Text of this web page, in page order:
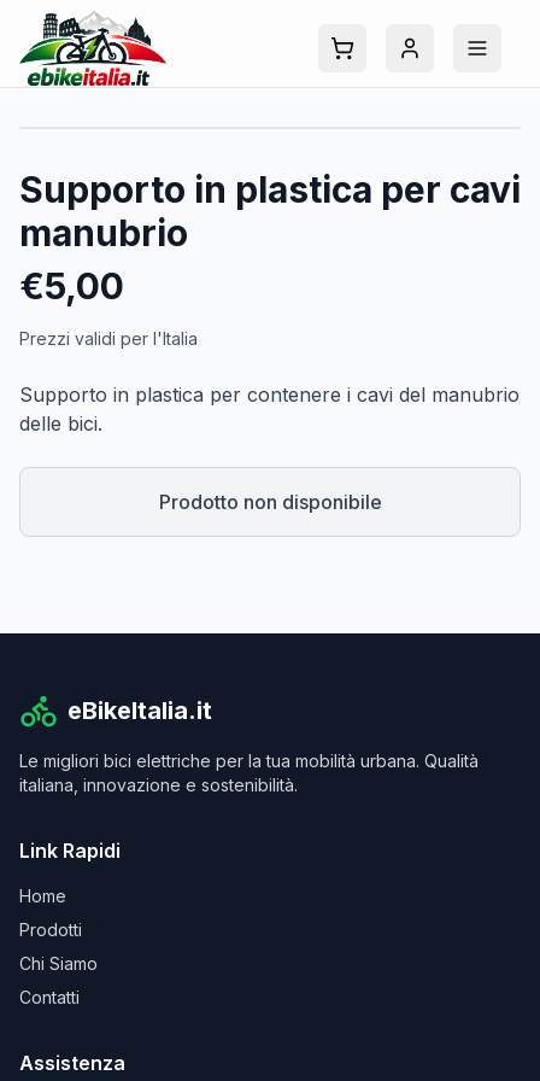
Supporto in plastica per cavi
manubrio
€5,00
Prezzi validi per l'Italia
Supporto in plastica per contenere i cavi del manubrio
delle bici.
Prodotto non disponibile
eBikeItalia.it
Le migliori bici elettriche per la tua mobilità urbana. Qualità
italiana, innovazione e sostenibilità.
Link Rapidi
Home
Prodotti
Chi Siamo
Contatti
Assistenza